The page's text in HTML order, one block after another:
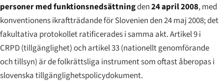
personer med funktionsnedsättningden24 april 2008, med
konventionens ikraftträdande för Slovenien den 24 maj 2008; det
fakultativa protokollet ratificerades i samma akt. Artikel 9 i
CRPD (tillgänglighet) och artikel 33 (nationellt genomförande
och tillsyn) är de folkrättsliga instrument som oftast åberopas i
slovenska tillgänglighetspolicydokument.